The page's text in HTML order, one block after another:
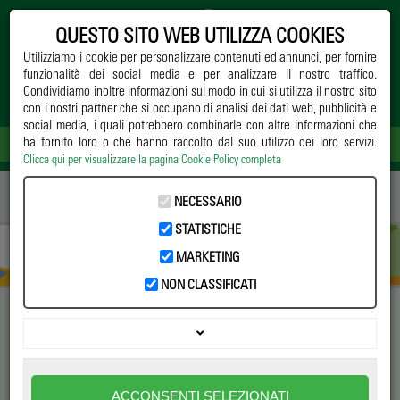
Pinto eletto Presidente
ANVE rinnova il Consiglio
Direttivo, Moreno Pinto eletto
QUESTO SITO WEB UTILIZZA COOKIES
Utilizziamo i cookie per personalizzare contenuti ed annunci, per fornire
funzionalità dei social media e per analizzare il nostro traffico.
Condividiamo inoltre informazioni sul modo in cui si utilizza il nostro sito
con i nostri partner che si occupano di analisi dei dati web, pubblicità e
social media, i quali potrebbero combinarle con altre informazioni che
ha fornito loro o che hanno raccolto dal suo utilizzo dei loro servizi.
Clicca qui per visualizzare la pagina Cookie Policy completa
NECESSARIO
STATISTICHE
MARKETING
NON CLASSIFICATI
ACCONSENTI SELEZIONATI